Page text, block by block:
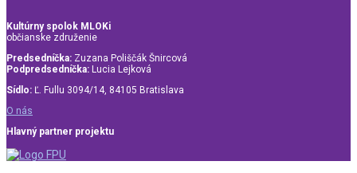
Kultúrny spolok MLOKi
občianske združenie
Predsedníčka: Zuzana Poliščák Šnircová
Podpredsedníčka: Lucia Lejková
Sídlo: Ľ. Fullu 3094/14, 84105 Bratislava
O nás
Hlavný partner projektu